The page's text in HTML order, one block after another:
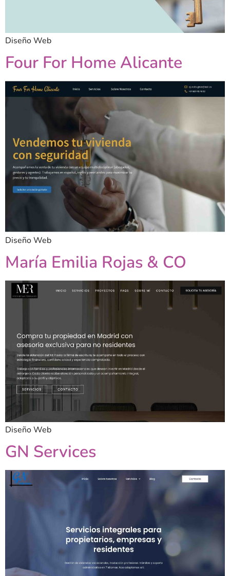
Diseño Web
Four For Home Alicante
Diseño Web
María Emilia Rojas & CO
Diseño Web
GN Services